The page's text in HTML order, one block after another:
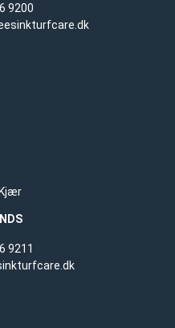
9200
9211